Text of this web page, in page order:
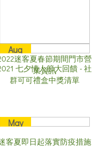
迷客夏春節期間門市營
業資訊
Aug
16
2021七夕情人節大回饋 - 社
群可可禮盒中獎清單
May
2021
客夏即日起落實防疫措施